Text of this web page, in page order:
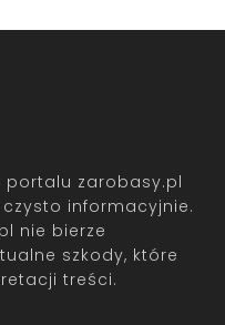
portalu zarobasy.pl
informacyjnie.
nie bierze
szkody, które
treści.